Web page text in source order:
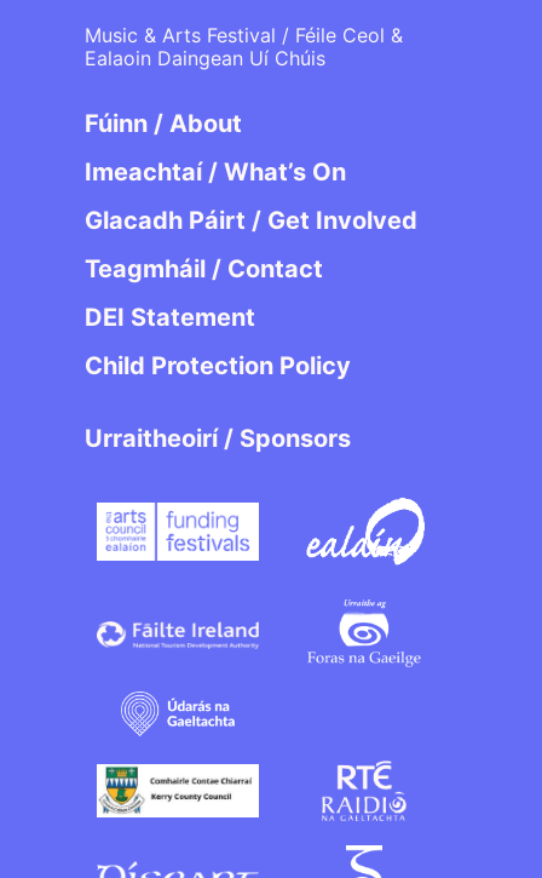
Music & Arts Festival / Féile Ceol &
Ealaoin Daingean Uí Chúis
Fúinn / About
Imeachtaí / What’s On
Glacadh Páirt / Get Involved
Teagmháil / Contact
DEI Statement
Child Protection Policy
Urraitheoirí / Sponsors